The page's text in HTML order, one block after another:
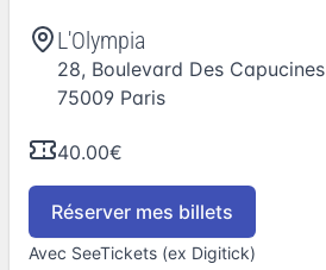
L'Olympia
28, Boulevard Des Capucines
75009 Paris
40.00€
Réserver mes billets
Avec SeeTickets (ex Digitick)